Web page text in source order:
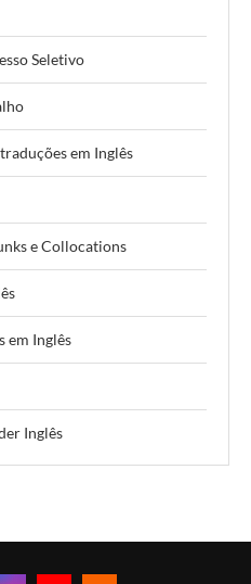
Seletivo
em Inglês
e Collocations
em Inglês
Inglês